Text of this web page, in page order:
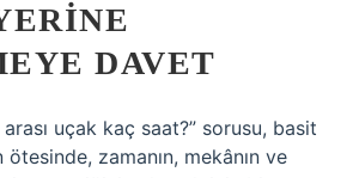
DAVET
uçak kaç saat?” sorusu, basit
zamanın, mekânın ve